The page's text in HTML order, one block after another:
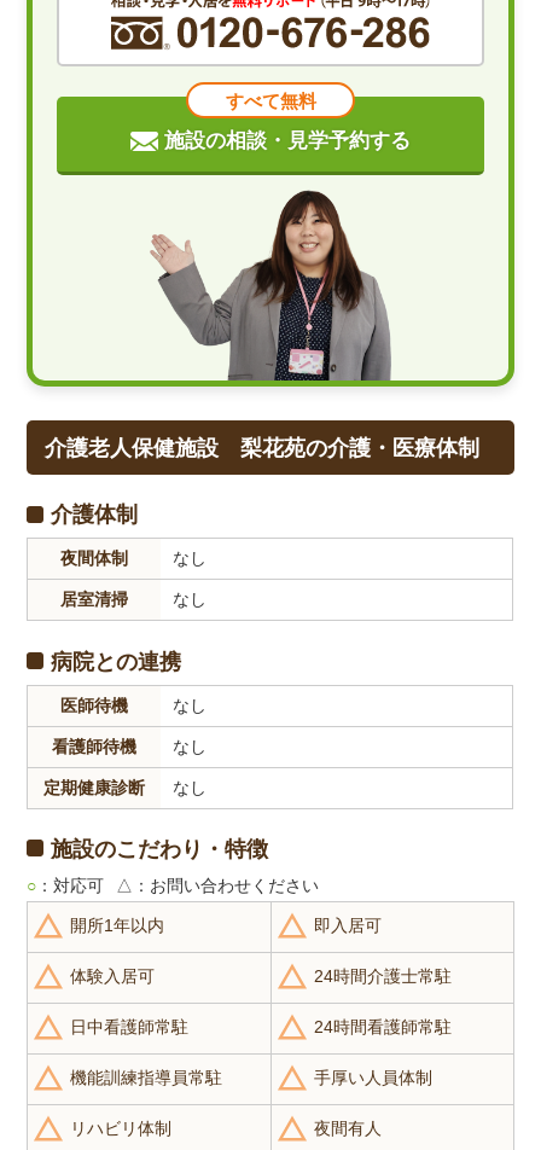
すべて無料
施設の相談・見学予約する
介護老人保健施設 梨花苑の介護・医療体制
介護体制
夜間体制 なし
居室清掃 なし
病院との連携
医師待機 なし
看護師待機 なし
定期健康診断 なし
施設のこだわり・特徴
○ ：対応可 △ ：お問い合わせください
開所1年以内 即入居可
体験入居可 24時間介護士常駐
日中看護師常駐 24時間看護師常駐
機能訓練指導員常駐 手厚い人員体制
リハビリ体制 夜間有人